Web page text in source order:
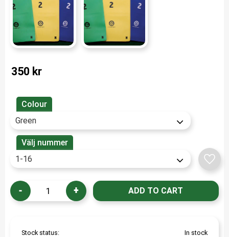
350 kr
Colour
Välj nummer
+
-
Add
Stock status
In stock